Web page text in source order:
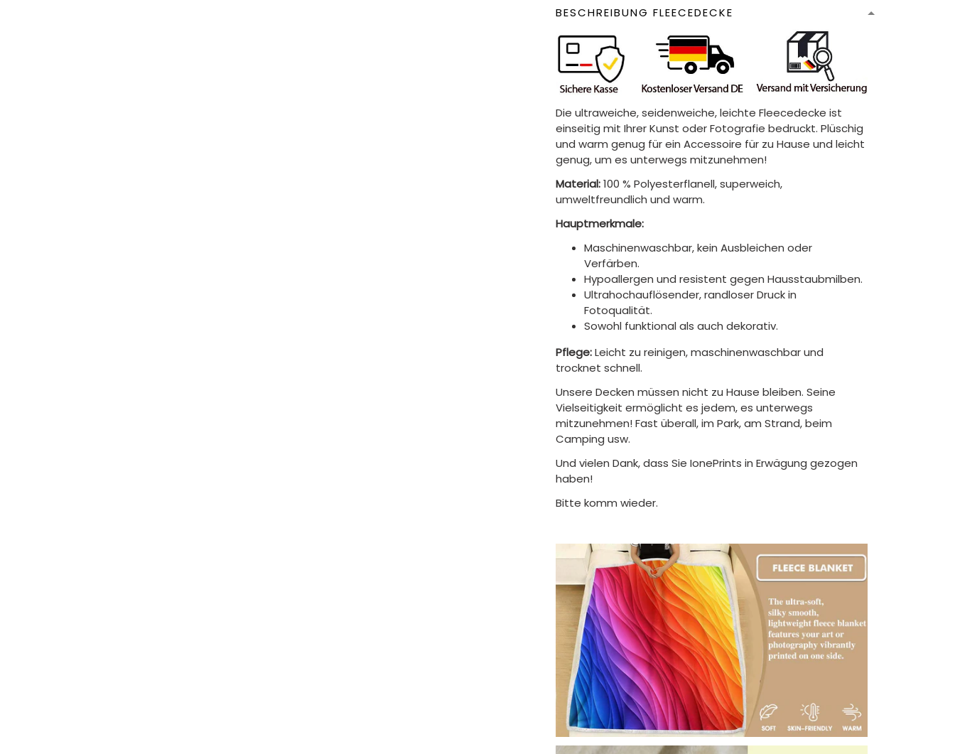
BESCHREIBUNG FLEECEDECKE
Die ultraweiche, seidenweiche, leichte Fleecedecke ist
einseitig mit Ihrer Kunst oder Fotografie bedruckt. Plüschig
und warm genug für ein Accessoire für zu Hause und leicht
genug, um es unterwegs mitzunehmen!
Material:100 % Polyesterflanell, superweich,
umweltfreundlich und warm.
Hauptmerkmale:
Maschinenwaschbar, kein Ausbleichen oder
Verfärben.
Hypoallergen und resistent gegen Hausstaubmilben.
Ultrahochauflösender, randloser Druck in
Fotoqualität.
Sowohl funktional als auch dekorativ.
Pflege:Leicht zu reinigen, maschinenwaschbar und
trocknet schnell.
Unsere Decken müssen nicht zu Hause bleiben. Seine
Vielseitigkeit ermöglicht es jedem, es unterwegs
mitzunehmen! Fast überall, im Park, am Strand, beim
Camping usw.
Und vielen Dank, dass Sie IonePrints in Erwägung gezogen
haben!
Bitte komm wieder.